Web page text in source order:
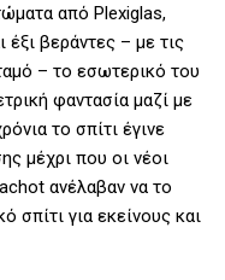
από Plexiglas,
έξι βεράντες – με τις
– το εσωτερικό του
φαντασία μαζί με
το σπίτι έγινε
μέχρι που οι νέοι
ανέλαβαν να το
σπίτι για εκείνους και